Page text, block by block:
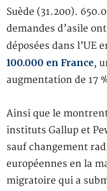
Suède (31.200).
demandes d’asile
déposées dans l’UE
100.000 en France,
augmentation de 17
Ainsi que le
instituts Gallup et
sauf changement
européennes en la
migratoire qui a